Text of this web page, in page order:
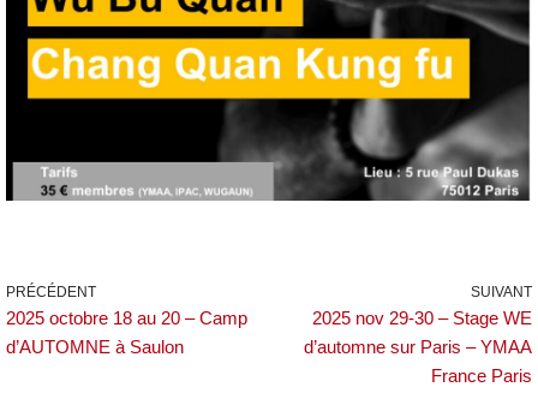
PRÉCÉDENT
2025 octobre 18 au 20 – Camp
d’AUTOMNE à Saulon
SUIVANT
2025 nov 29-30 – Stage WE
d’automne sur Paris – YMAA
France Paris